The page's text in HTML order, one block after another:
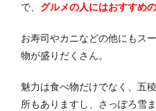
で、 グルメの人にはおすすめ
お寿司やカニなどの他にもス
物が盛りだくさん。
魅力は食べ物だけでなく、五
所もありますし、さっぽろ雪